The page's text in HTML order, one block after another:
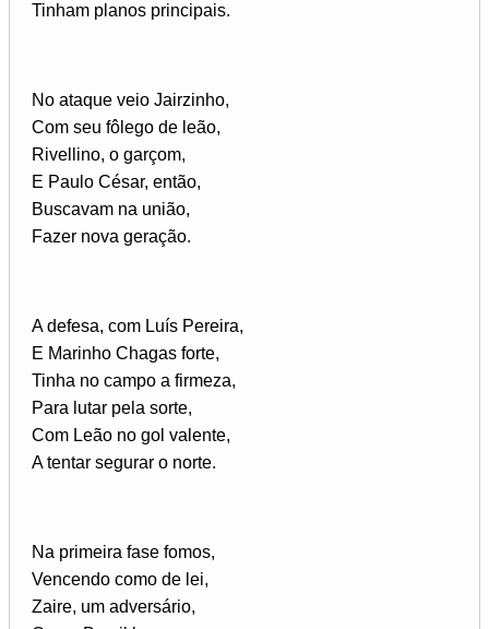
Tinham planos principais.
No ataque veio Jairzinho,
Com seu fôlego de leão,
Rivellino, o garçom,
E Paulo César, então,
Buscavam na união,
Fazer nova geração.
A defesa, com Luís Pereira,
E Marinho Chagas forte,
Tinha no campo a firmeza,
Para lutar pela sorte,
Com Leão no gol valente,
A tentar segurar o norte.
Na primeira fase fomos,
Vencendo como de lei,
Zaire, um adversário,